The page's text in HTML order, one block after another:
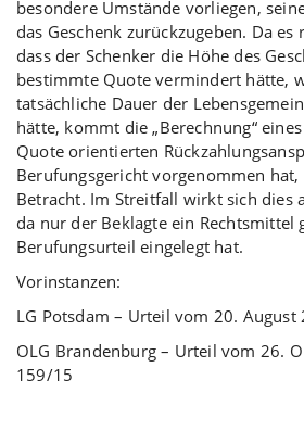
besondere Umstände vorliegen,
das Geschenk zurückzugeben. Da
dass der Schenker die Höhe des
bestimmte Quote vermindert hätte,
tatsächliche Dauer der
hätte, kommt die „Berechnung“
Quote orientierten
Berufungsgericht vorgenommen
Betracht. Im Streitfall wirkt sich dies
da nur der Beklagte ein Rechtsmittel
Berufungsurteil eingelegt hat.
Vorinstanzen:
LG Potsdam – Urteil vom 20.
OLG Brandenburg – Urteil vom 26.
159/15